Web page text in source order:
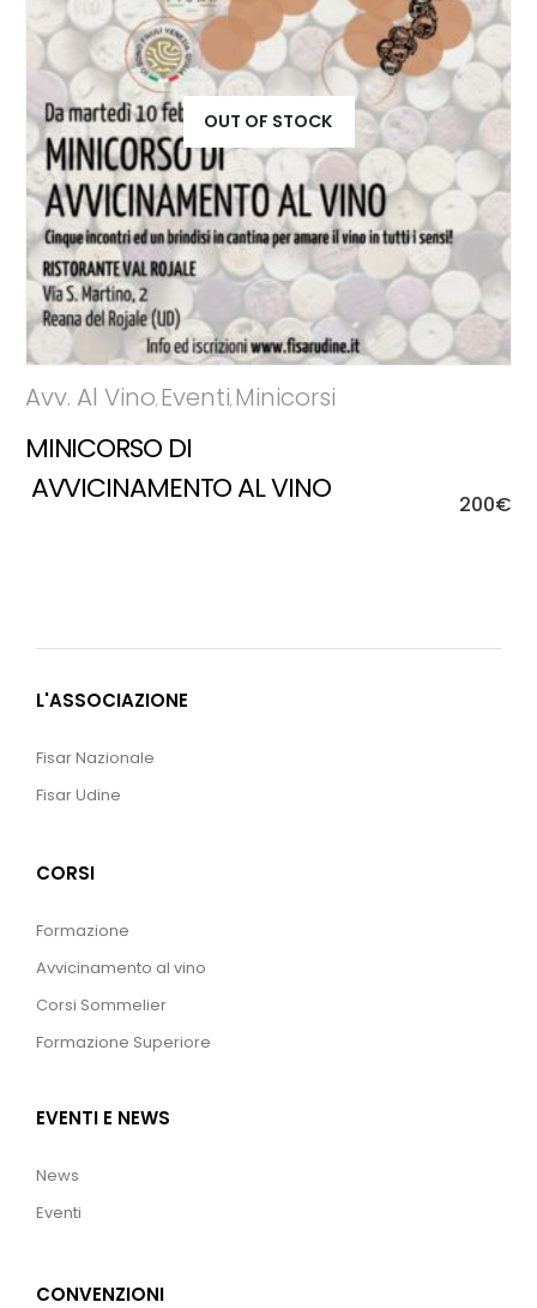
OUT OF STOCK
Avv. Al Vino, Eventi, Minicorsi
MINICORSO DI
AVVICINAMENTO AL VINO
200€
L'ASSOCIAZIONE
Fisar Nazionale
Fisar Udine
CORSI
Formazione
Avvicinamento al vino
Corsi Sommelier
Formazione Superiore
EVENTI E NEWS
News
Eventi
CONVENZIONI